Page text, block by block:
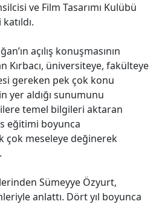
ve Film Tasarımı Kulübü
açılış konuşmasının
Kırbacı, üniversiteye, fakülteye
gereken pek çok konu
yer aldığı sunumunu
temel bilgileri aktaran
eğitimi boyunca
çok meseleye değinerek
Sümeyye Özyurt,
anlattı. Dört yıl boyunca